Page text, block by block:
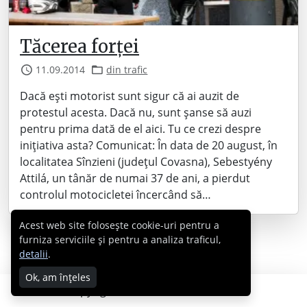
Tăcerea forței
11.09.2014 din trafic
Dacă ești motorist sunt sigur că ai auzit de
protestul acesta. Dacă nu, sunt șanse să auzi
pentru prima dată de el aici. Tu ce crezi despre
inițiativa asta? Comunicat: În data de 20 august, în
localitatea Sînzieni (județul Covasna), Sebestyény
Attilá, un tânăr de numai 37 de ani, a pierdut
controlul motocicletei încercând să…
Copyright © 2007 - 2026 Cabral.ro
Acest web site folosește cookie-uri pentru a
furniza serviciile și pentru a analiza traficul,
detalii.
Ok, am înțeles